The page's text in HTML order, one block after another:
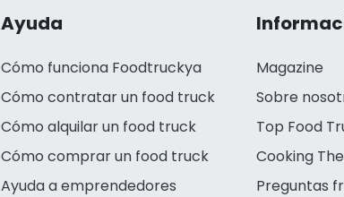
Ayuda
Cómo funciona Foodtruckya
Cómo contratar un food truck
Cómo alquilar un food truck
Cómo comprar un food truck
Ayuda a emprendedores
Magazine
Sobre
Top Food
Cooking
Preguntas